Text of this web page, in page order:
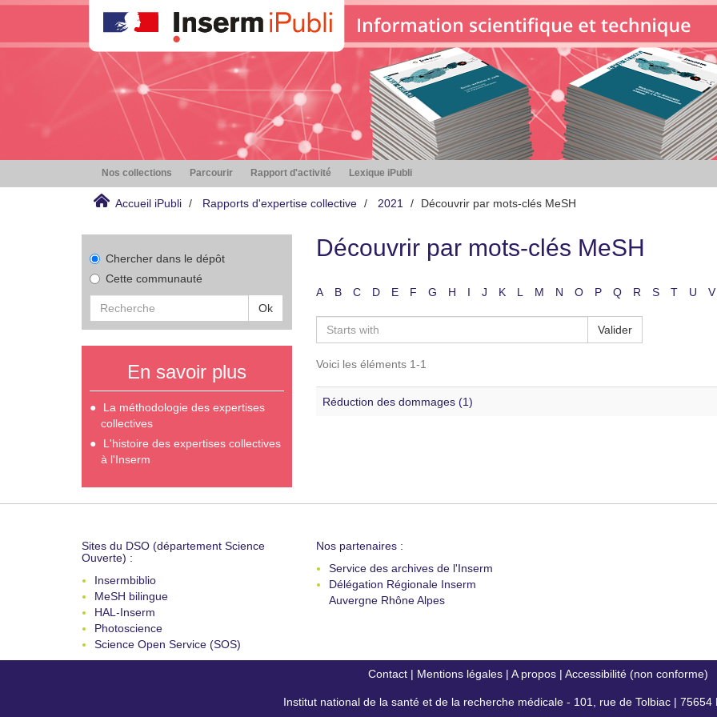
Nos collections Parcourir Rapport d'activité Lexique iPubli
Accueil iPubli Rapports d'expertise collective 2021 Découvrir par mots-clés MeSH
Chercher dans le dépôt
Cette communauté
Ok
En savoir plus
La méthodologie des expertises
collectives
L'histoire des expertises collectives
à l'Inserm
Découvrir par mots-clés MeSH
A B C D E F G H I J K L M N O P Q R S T U V
Valider
Voici les éléments 1-1
Réduction des dommages (1)
Sites du DSO (département Science
Ouverte) :
Insermbiblio
MeSH bilingue
HAL-Inserm
Photoscience
Science Open Service (SOS)
Nos partenaires :
Service des archives de l'Inserm
Délégation Régionale Inserm
Auvergne Rhône Alpes
Contact| Mentions légales| A propos| Accessibilité (non conforme)
Institut national de la santé et de la recherche médicale - 101, rue de Tolbiac | 75654